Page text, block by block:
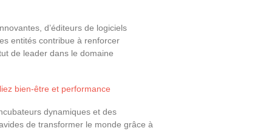
d’éditeurs de logiciels
entités contribue à renforcer
de leader dans le domaine
bien-être et performance
dynamiques et des
de transformer le monde grâce à